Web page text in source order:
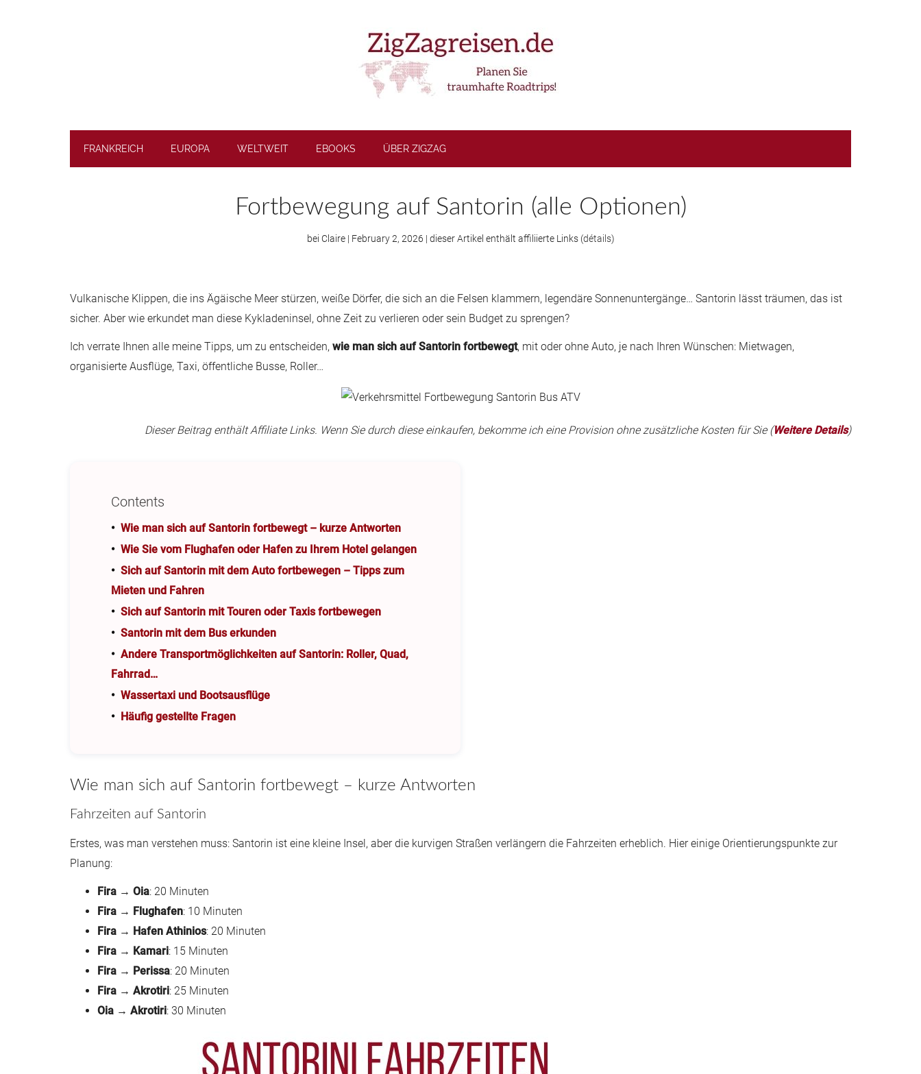
FRANKREICH EUROPA WELTWEIT EBOOKS ÜBER ZIGZAG
Fortbewegung auf Santorin (alle Optionen)
bei Claire| February 2, 2026 | dieser Artikel enthält affiliierte Links (détails)
Vulkanische Klippen, die ins Ägäische Meer stürzen, weiße Dörfer, die sich an die Felsen klammern, legendäre Sonnenuntergänge… Santorin lässt träumen, das ist
sicher. Aber wie erkundet man diese Kykladeninsel, ohne Zeit zu verlieren oder sein Budget zu sprengen?
Ich verrate Ihnen alle meine Tipps, um zu entscheiden, wie man sich auf Santorin fortbewegt, mit oder ohne Auto, je nach Ihren Wünschen: Mietwagen,
organisierte Ausflüge, Taxi, öffentliche Busse, Roller…
Dieser Beitrag enthält Affiliate Links. Wenn Sie durch diese einkaufen, bekomme ich eine Provision ohne zusätzliche Kosten für Sie (Weitere Details)
Contents
Wie man sich auf Santorin fortbewegt – kurze Antworten
Wie Sie vom Flughafen oder Hafen zu Ihrem Hotel gelangen
Sich auf Santorin mit dem Auto fortbewegen – Tipps zum
Mieten und Fahren
Sich auf Santorin mit Touren oder Taxis fortbewegen
Santorin mit dem Bus erkunden
Andere Transportmöglichkeiten auf Santorin: Roller, Quad,
Fahrrad…
Wassertaxi und Bootsausflüge
Häufig gestellte Fragen
Wie man sich auf Santorin fortbewegt – kurze Antworten
Fahrzeiten auf Santorin
Erstes, was man verstehen muss: Santorin ist eine kleine Insel, aber die kurvigen Straßen verlängern die Fahrzeiten erheblich. Hier einige Orientierungspunkte zur
Planung:
Fira → Oia: 20 Minuten
Fira → Flughafen: 10 Minuten
Fira → Hafen Athinios: 20 Minuten
Fira → Kamari: 15 Minuten
Fira → Perissa: 20 Minuten
Fira → Akrotiri: 25 Minuten
Oia → Akrotiri: 30 Minuten